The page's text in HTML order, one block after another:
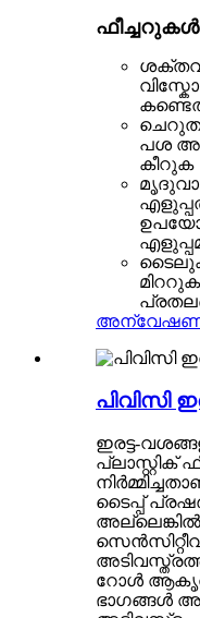
പശ
കീറുക
പിവിസി
ഇരട്ട-
പ്ലാസ്റ്റിക്
ടൈപ്പ്
റോൾ
ഭാഗങ്ങൾ